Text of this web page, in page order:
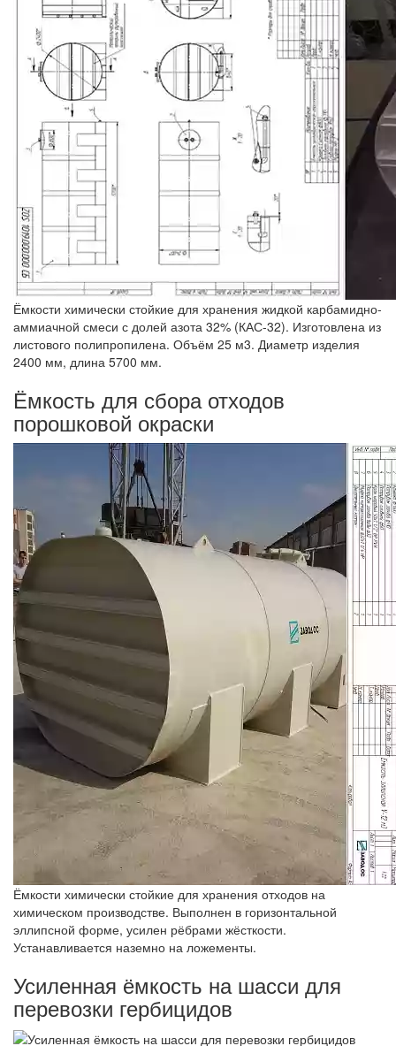
Ёмкости химически стойкие для хранения жидкой карбамидно-
аммиачной смеси с долей азота 32% (КАС-32). Изготовлена из
листового полипропилена. Объём 25 м3. Диаметр изделия
2400 мм, длина 5700 мм.
Ёмкость для сбора отходов
порошковой окраски
Ёмкости химически стойкие для хранения отходов на
химическом производстве. Выполнен в горизонтальной
эллипсной форме, усилен рёбрами жёсткости.
Устанавливается наземно на ложементы.
Усиленная ёмкость на шасси для
перевозки гербицидов